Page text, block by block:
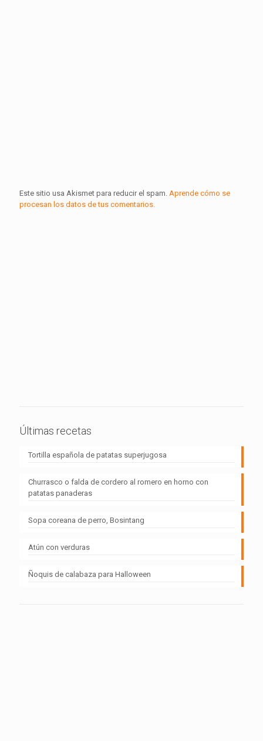
Este sitio usa Akismet para reducir el spam. Aprende cómo se
procesan los datos de tus comentarios.
Últimas recetas
Tortilla española de patatas superjugosa
Churrasco o falda de cordero al romero en horno con
patatas panaderas
Sopa coreana de perro, Bosintang
Atún con verduras
Ñoquis de calabaza para Halloween